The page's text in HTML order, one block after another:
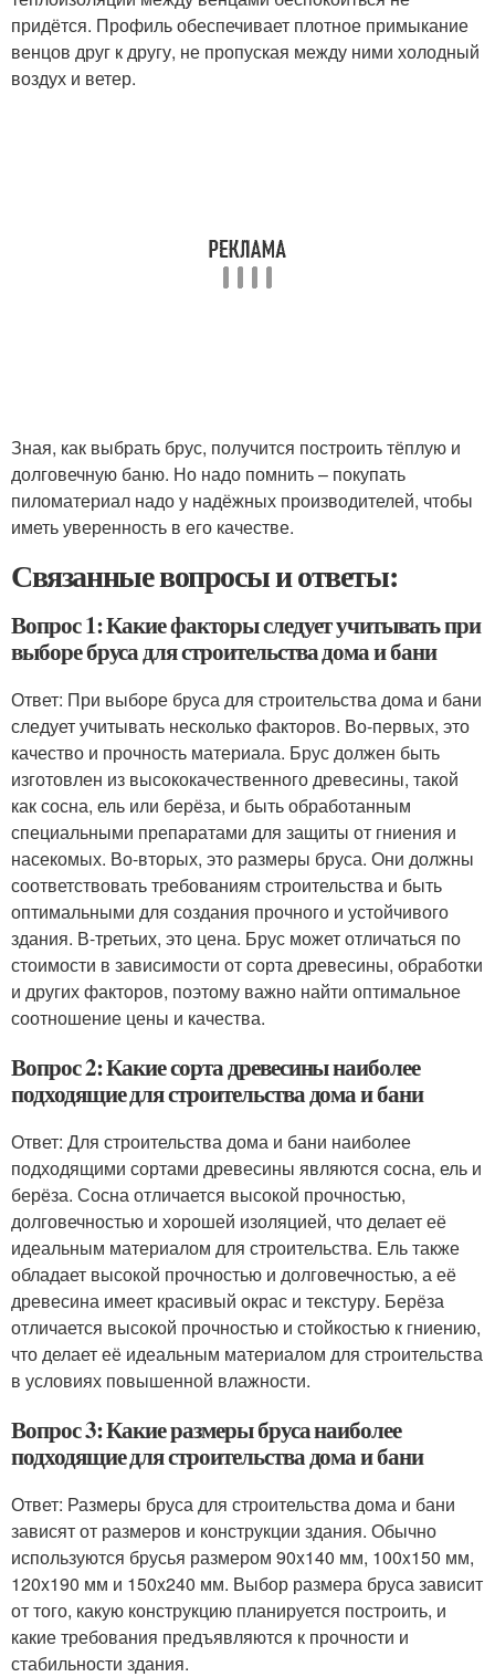
придётся. Профиль обеспечивает плотное примыкание
венцов друг к другу, не пропуская между ними холодный
воздух и ветер.
Зная, как выбрать брус, получится построить тёплую и
долговечную баню. Но надо помнить – покупать
пиломатериал надо у надёжных производителей, чтобы
иметь уверенность в его качестве.
Связанные вопросы и ответы:
Вопрос 1: Какие факторы следует учитывать при
выборе бруса для строительства дома и бани
Ответ: При выборе бруса для строительства дома и бани
следует учитывать несколько факторов. Во-первых, это
качество и прочность материала. Брус должен быть
изготовлен из высококачественного древесины, такой
как сосна, ель или берёза, и быть обработанным
специальными препаратами для защиты от гниения и
насекомых. Во-вторых, это размеры бруса. Они должны
соответствовать требованиям строительства и быть
оптимальными для создания прочного и устойчивого
здания. В-третьих, это цена. Брус может отличаться по
стоимости в зависимости от сорта древесины, обработки
и других факторов, поэтому важно найти оптимальное
соотношение цены и качества.
Вопрос 2: Какие сорта древесины наиболее
подходящие для строительства дома и бани
Ответ: Для строительства дома и бани наиболее
подходящими сортами древесины являются сосна, ель и
берёза. Сосна отличается высокой прочностью,
долговечностью и хорошей изоляцией, что делает её
идеальным материалом для строительства. Ель также
обладает высокой прочностью и долговечностью, а её
древесина имеет красивый окрас и текстуру. Берёза
отличается высокой прочностью и стойкостью к гниению,
что делает её идеальным материалом для строительства
в условиях повышенной влажности.
Вопрос 3: Какие размеры бруса наиболее
подходящие для строительства дома и бани
Ответ: Размеры бруса для строительства дома и бани
зависят от размеров и конструкции здания. Обычно
используются брусья размером 90x140 мм, 100x150 мм,
120x190 мм и 150x240 мм. Выбор размера бруса зависит
от того, какую конструкцию планируется построить, и
какие требования предъявляются к прочности и
стабильности здания.